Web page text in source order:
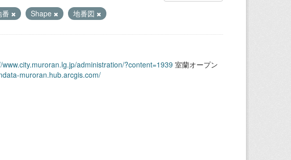
番 Shape 地番図
www.city.muroran.lg.jp/administration/?content=1939 室蘭オープン
muroran.hub.arcgis.com/